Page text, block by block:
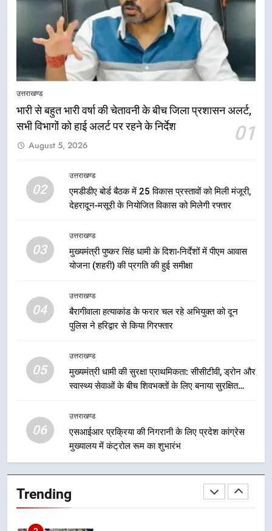
उत्तराखण्ड
भारी से बहुत भारी वर्षा की चेतावनी के बीच जिला प्रशासन अलर्ट,
सभी विभागों को हाई अलर्ट पर रहने के निर्देश
01
August 5, 2026
02
उत्तराखण्ड
एमडीडीए बोर्ड बैठक में 25 विकास प्रस्तावों को मिली मंजूरी,
देहरादून-मसूरी के नियोजित विकास को मिलेगी रफ्तार
03
उत्तराखण्ड
मुख्यमंत्री पुष्कर सिंह धामी के दिशा-निर्देशों में पीएम आवास
योजना (शहरी) की प्रगति की हुई समीक्षा
04
उत्तराखण्ड
बैरागीवाला हत्याकांड के फरार चल रहे अभियुक्त को दून
पुलिस ने हरिद्वार से किया गिरफ्तार
05
उत्तराखण्ड
मुख्यमंत्री धामी की सुरक्षा प्राथमिकता: सीसीटीवी, ड्रोन और
स्वास्थ्य सेवाओं के बीच शिवभक्तों के लिए बनाया सुरक्षित
06
उत्तराखण्ड
एसआईआर प्रक्रिया की निगरानी के लिए प्रदेश कांग्रेस
मुख्यालय में कंट्रोल रूम का शुभारंभ
Trending
5
मुख्यमंत्री धामी की सुरक्षा प्राथमिकता:
सीसीटीवी, ड्रोन और स्वास्थ्य सेवाओं के
6
एसआईआर प्रक्रिया की निगरानी के लिए
प्रगति समीक्षा
उत्तराखण्ड
शिष्टाचार भेंट पर्यटन और सांस्कृतिक
गतिविधियों के विस्तार पर हुई चर्चा
1
भारी से बहुत भारी वर्षा की चेतावनी के बीच
अलर्ट पर रहने के निर्देश
उत्तराखण्ड
2